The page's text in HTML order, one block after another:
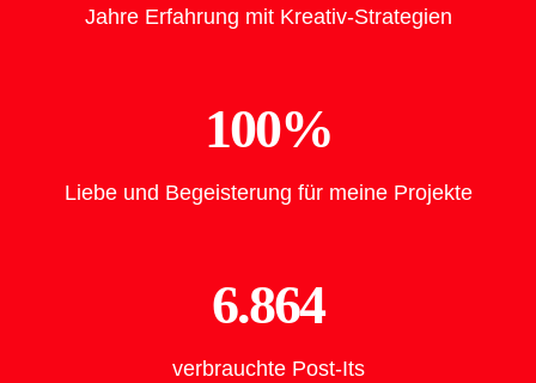
Jahre Erfahrung mit Kreativ-Strategien
100%
Liebe und Begeisterung für meine Projekte
6.864
verbrauchte Post-Its